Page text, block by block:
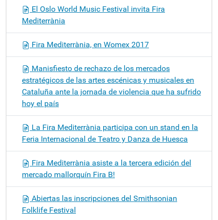
El Oslo World Music Festival invita Fira
Mediterrània
Fira Mediterrània, en Womex 2017
Manisfiesto de rechazo de los mercados
estratégicos de las artes escénicas y musicales en
Cataluña ante la jornada de violencia que ha sufrido
hoy el país
La Fira Mediterrània participa con un stand en la
Feria Internacional de Teatro y Danza de Huesca
Fira Mediterrània asiste a la tercera edición del
mercado mallorquín Fira B!
Abiertas las inscripciones del Smithsonian
Folklife Festival